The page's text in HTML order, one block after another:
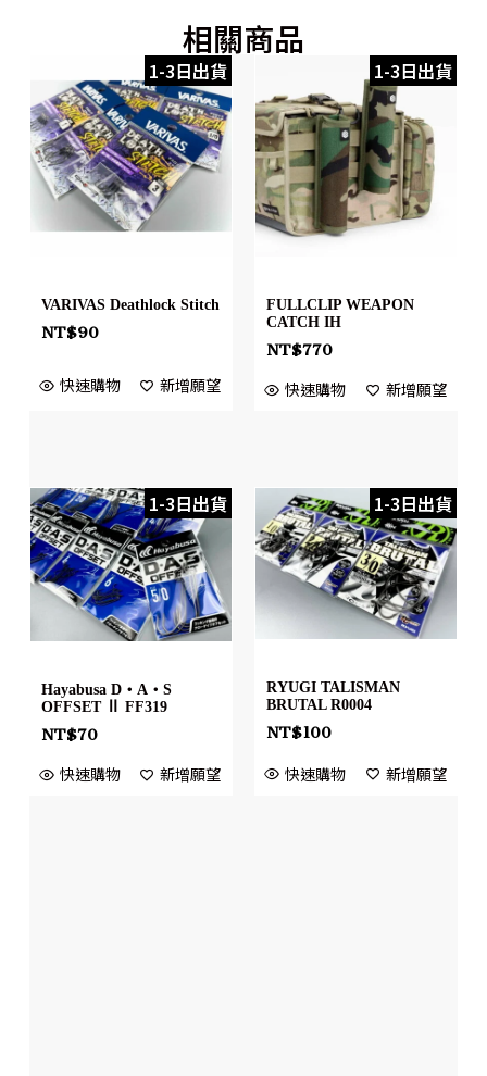
相關商品
1-3日出貨
VARIVAS Deathlock Stitch
NT$90
快速購物 新增願望
1-3日出貨
FULLCLIP WEAPON
CATCH IH
NT$770
快速購物 新增願望
1-3日出貨
Hayabusa D・A・S
OFFSET Ⅱ FF319
NT$70
快速購物 新增願望
1-3日出貨
RYUGI TALISMAN
BRUTAL R0004
NT$100
快速購物 新增願望